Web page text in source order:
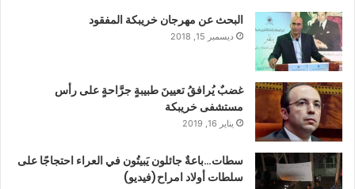
البحث عن مهرجان خريبكة المفقود
ديسمبر 15, 2018
غضبٌ يُرافقُ تعيينَ طبيبةٍ جرَّاحةٍ على رأس
مستشفى خريبكة
يناير 16, 2019
سطات…باعةٌ جائلون يَبيتُون في العراء احتجاجًا على
سلطات أولاد امراح(فيديو)